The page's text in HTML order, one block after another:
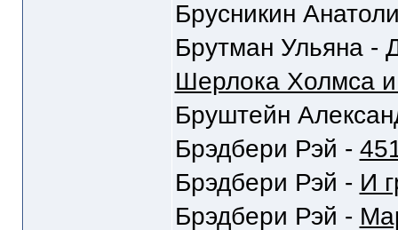
Брусникин
Брутман Ульяна -
Шерлока Холмса и
Бруштейн
Брэдбери Рэй -
Брэдбери Рэй - И
Брэдбери Рэй -